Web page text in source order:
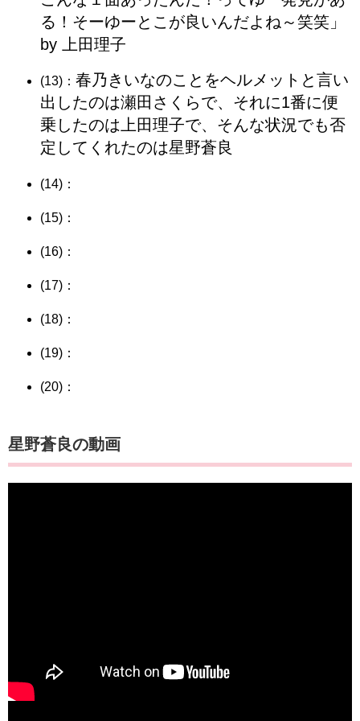
る！そーゆーとこが良いんだよね～笑笑」
by 上田理子
(13)： 春乃きいなのことをヘルメットと言い
出したのは瀬田さくらで、それに1番に便
乗したのは上田理子で、そんな状況でも否
定してくれたのは星野蒼良
(14)：
(15)：
(16)：
(17)：
(18)：
(19)：
(20)：
星野蒼良の動画